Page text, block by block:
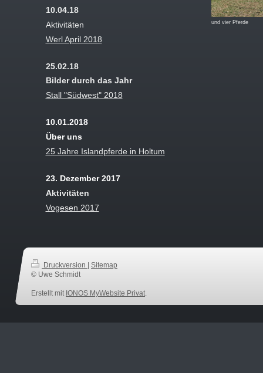
und vier Pferde
10.04.18
Aktivitäten
Werl April 2018
25.02.18
Bilder durch das Jahr
Stall "Südwest" 2018
10.01.2018
Über uns
25 Jahre Islandpferde in Holtum
23. Dezember 2017
Aktivitäten
Vogesen 2017
Druckversion
Sitemap
© Uwe Schmidt
Erstellt mit IONOS MyWebsite Privat.